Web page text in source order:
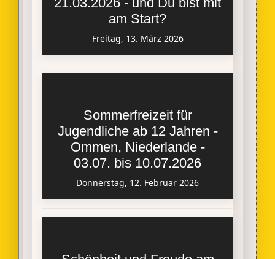
am Start?
Freitag, 13. März 2026
Sommerfreizeit für
Jugendliche ab 12 Jahren -
Ommen, Niederlande -
03.07. bis 10.07.2026
Donnerstag, 12. Februar 2026